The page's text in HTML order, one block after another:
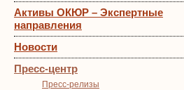
Активы ОКЮР – Экспертные
направления
Новости
Пресс-центр
Пресс-релизы